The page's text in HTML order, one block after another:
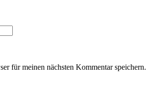
für meinen nächsten Kommentar speichern.